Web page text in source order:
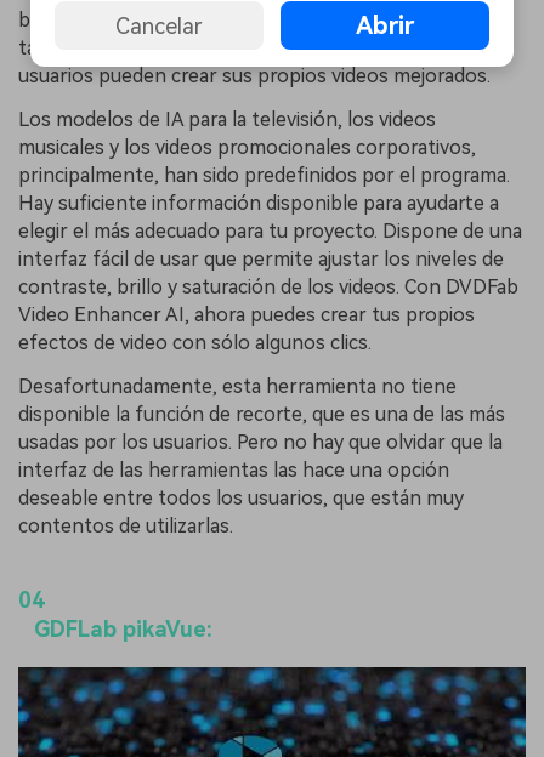
basada en la IA para mejorar los videos. La herramienta
también tiene un editor incorporado de modo que los
usuarios pueden crear sus propios videos mejorados.
Los modelos de IA para la televisión, los videos
musicales y los videos promocionales corporativos,
principalmente, han sido predefinidos por el programa.
Hay suficiente información disponible para ayudarte a
elegir el más adecuado para tu proyecto. Dispone de una
interfaz fácil de usar que permite ajustar los niveles de
contraste, brillo y saturación de los videos. Con DVDFab
Video Enhancer AI, ahora puedes crear tus propios
efectos de video con sólo algunos clics.
Desafortunadamente, esta herramienta no tiene
disponible la función de recorte, que es una de las más
usadas por los usuarios. Pero no hay que olvidar que la
interfaz de las herramientas las hace una opción
deseable entre todos los usuarios, que están muy
contentos de utilizarlas.
04
GDFLab pikaVue:
Cancelar Abrir